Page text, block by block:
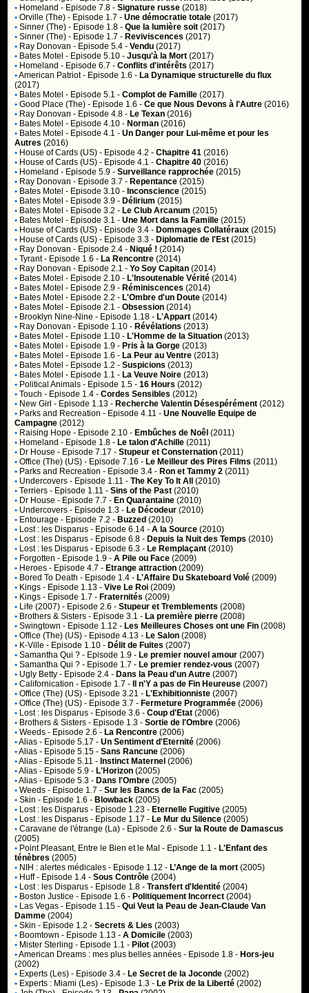
• Homeland - Episode 7.8 -Signature russe (2018)
• Orville (The) - Episode 1.7 -Une démocratie totale (2017)
• Sinner (The) - Episode 1.8 -Que la lumière soit (2017)
• Sinner (The) - Episode 1.7 - Reviviscences (2017)
• Ray Donovan - Episode 5.4 -Vendu (2017)
• Bates Motel - Episode 5.10 -Jusqu'à la Mort (2017)
• Homeland - Episode 6.7 -Conflits d'intérêts (2017)
•American Patriot- Episode 1.6 - La Dynamique structurelle du flux
(2017)
• Bates Motel - Episode 5.1 -Complot de Famille (2017)
• Good Place (The) - Episode 1.6 -Ce que Nous Devons à l'Autre (2016)
• Ray Donovan - Episode 4.8 - Le Texan (2016)
• Bates Motel - Episode 4.10 - Norman (2016)
• Bates Motel - Episode 4.1 -Un Danger pour Lui-même et pour les
Autres (2016)
• House of Cards (US) - Episode 4.2 -Chapitre 41 (2016)
• House of Cards (US) - Episode 4.1 -Chapitre 40 (2016)
• Homeland - Episode 5.9 -Surveillance rapprochée (2015)
• Ray Donovan - Episode 3.7 - Repentance (2015)
• Bates Motel - Episode 3.10 - Inconscience (2015)
• Bates Motel - Episode 3.9 - Délirium (2015)
• Bates Motel - Episode 3.2 - Le Club Arcanum (2015)
• Bates Motel - Episode 3.1 -Une Mort dans la Famille (2015)
• House of Cards (US) - Episode 3.4 - Dommages Collatéraux (2015)
• House of Cards (US) - Episode 3.3 - Diplomatie de l'Est (2015)
• Ray Donovan - Episode 2.4 - Niqué ! (2014)
• Tyrant- Episode 1.6 - La Rencontre (2014)
• Ray Donovan - Episode 2.1 -Yo Soy Capitan (2014)
• Bates Motel - Episode 2.10 - L'Insoutenable Vérité (2014)
• Bates Motel - Episode 2.9 - Réminiscences (2014)
• Bates Motel - Episode 2.2 - L'Ombre d'un Doute (2014)
• Bates Motel - Episode 2.1 -Obsession (2014)
• Brooklyn Nine-Nine - Episode 1.18 - L'Appart (2014)
• Ray Donovan - Episode 1.10 - Révélations (2013)
• Bates Motel - Episode 1.10 - L'Homme de la Situation (2013)
• Bates Motel - Episode 1.9 - Pris à la Gorge (2013)
• Bates Motel - Episode 1.6 - La Peur au Ventre (2013)
• Bates Motel - Episode 1.2 -Suspicions (2013)
• Bates Motel - Episode 1.1 - La Veuve Noire (2013)
• Political Animals - Episode 1.5 -16 Hours (2012)
• Touch - Episode 1.4 -Cordes Sensibles (2012)
• New Girl - Episode 1.13 - Recherche Valentin Désespérément (2012)
• Parks and Recreation - Episode 4.11 -Une Nouvelle Equipe de
Campagne (2012)
• Raising Hope - Episode 2.10 - Embûches de Noêl (2011)
• Homeland - Episode 1.8 - Le talon d'Achille (2011)
• Dr House - Episode 7.17 -Stupeur et Consternation (2011)
• Office (The) (US) - Episode 7.16 - Le Meilleur des Pires Films (2011)
• Parks and Recreation - Episode 3.4 - Ron et Tammy 2 (2011)
• Undercovers - Episode 1.11 -The Key To It All
(2010)
• Terriers - Episode 1.11 -Sins of the Past (2010)
• Dr House - Episode 7.7 - En Quarantaine (2010)
• Undercovers - Episode 1.3 - Le Décodeur (2010)
• Entourage - Episode 7.2 - Buzzed (2010)
• Lost : les Disparus - Episode 6.14 -A la Source (2010)
• Lost : les Disparus - Episode 6.8 - Depuis la Nuit des Temps (2010)
• Lost : les Disparus - Episode 6.3 - Le Remplaçant (2010)
• Forgotten - Episode 1.9 -A Pile ou Face (2009)
• Heroes - Episode 4.7 - Etrange attraction (2009)
• Bored To Death - Episode 1.4 - L'Affaire Du Skateboard Volé (2009)
• Kings - Episode 1.13 -Vive Le Roi (2009)
• Kings - Episode 1.7 - Fraternités (2009)
• Life (2007) - Episode 2.6 -Stupeur et Tremblements (2008)
• Brothers & Sisters - Episode 3.1 - La première pierre (2008)
• Swingtown - Episode 1.12 - Les Meilleures Choses ont une Fin (2008)
• Office (The) (US) - Episode 4.13 - Le Salon (2008)
• K-Ville - Episode 1.10 - Délit de Fuites (2007)
• Samantha Qui ? - Episode 1.9 - Le premier nouvel amour(2007)
• Samantha Qui ? - Episode 1.7 - Le premier rendez-vous(2007)
• Ugly Betty - Episode 2.4 - Dans la Peau d'un Autre (2007)
• Californication - Episode 1.7 - Il n'Y a pas de Fin Heureuse(2007)
• Office (The) (US) - Episode 3.21 - L'Exhibitionniste (2007)
• Office (The) (US) - Episode 3.7 - Fermeture Programmée (2006)
• Lost : les Disparus - Episode 3.6 -Coup d'Etat (2006)
• Brothers & Sisters - Episode 1.3 -Sortie de l'Ombre (2006)
• Weeds - Episode 2.6 - La Rencontre (2006)
•Alias - Episode 5.17 -Un Sentiment d'Eternité (2006)
•Alias - Episode 5.15 -Sans Rancune (2006)
•Alias - Episode 5.11 - Instinct Maternel (2006)
•Alias - Episode 5.9 - L'Horizon (2005)
•Alias - Episode 5.3 - Dans l'Ombre (2005)
• Weeds - Episode 1.7 -Sur les Bancs de la Fac (2005)
• Skin - Episode 1.6 - Blowback (2005)
• Lost : les Disparus - Episode 1.23 - Eternelle Fugitive (2005)
• Lost : les Disparus - Episode 1.17 - Le Mur du Silence (2005)
• Caravane de l'étrange (La) - Episode 2.6 -Sur la Route de Damascus
(2005)
• Point Pleasant, Entre le Bien et le Mal - Episode 1.1 - L'Enfant des
ténèbres (2005)
• NIH : alertes médicales - Episode 1.12 - L’Ange de la mort (2005)
• Huff- Episode 1.4 -Sous Contrôle (2004)
• Lost : les Disparus - Episode 1.8 -Transfert d'Identité (2004)
• Boston Justice - Episode 1.6 - Politiquement Incorrect (2004)
• Las Vegas - Episode 1.15 -Qui Veut la Peau de Jean-Claude Van
Damme (2004)
• Skin - Episode 1.2 -Secrets & Lies (2003)
• Boomtown - Episode 1.13 -A Domicile (2003)
• Mister Sterling - Episode 1.1 - Pilot (2003)
•American Dreams : mes plus belles années - Episode 1.8 - Hors-jeu
(2002)
• Experts (Les) - Episode 3.4 - Le Secret de la Joconde (2002)
• Experts : Miami (Les) - Episode 1.3 - Le Prix de la Liberté (2002)